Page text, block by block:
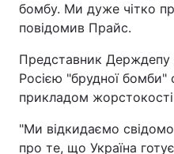
бомбу. Ми дуже чітко
повідомив Прайс.
Представник Держдепу
Росією "брудної
прикладом
"Ми відкидаємо
про те, що Україна